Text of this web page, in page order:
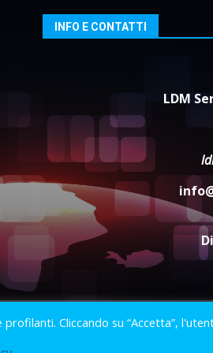
INFO E CONTATTI
LDM
Powered by LGC
Cliccando su “Accetta”,